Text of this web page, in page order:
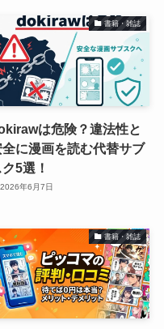
書籍・雑誌
は危険？違法性と
全に漫画を読む代替サブ
ク5選！
2026年6月7日
書籍・雑誌